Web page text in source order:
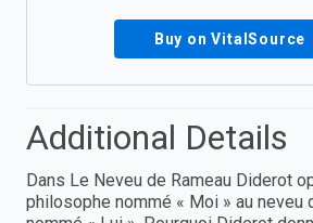
Buy on VitalSource
Additional Details
Dans Le Neveu de Rameau Diderot
philosophe nommé « Moi » au neveu